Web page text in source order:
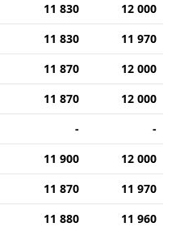
11 830
12 000
11 830
11 970
11 870
12 000
11 870
12 000
-
-
11 900
12 000
11 870
11 970
11 880
11 960